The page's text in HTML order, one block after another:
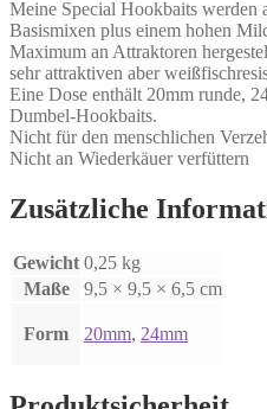
Meine Special Hookbaits werden
Basismixen plus einem hohen
Maximum an Attraktoren
sehr attraktiven aber
Eine Dose enthält 20mm runde,
Dumbel-Hookbaits.
Nicht für den menschlichen
Nicht an Wiederkäuer verfüttern
Zusätzliche
Gewicht 0,25 kg
Maße
9,5 × 9,5 × 6,5 cm
Form 20mm, 24mm